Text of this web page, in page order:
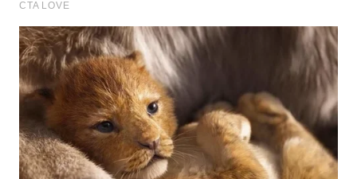
TANGERANG
WN
BINJAI
WN
CIREBON